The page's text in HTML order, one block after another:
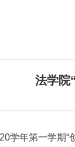
法学院
年第一学期“创